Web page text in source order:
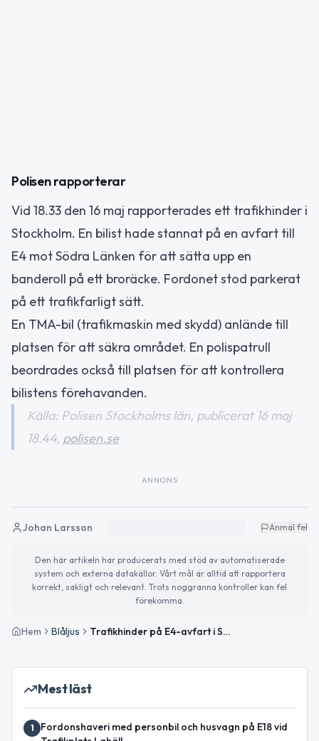
Polisen rapporterar
Vid 18.33 den 16 maj rapporterades ett trafikhinder i
Stockholm. En bilist hade stannat på en avfart till
E4 mot Södra Länken för att sätta upp en
banderoll på ett broräcke. Fordonet stod parkerat
på ett trafikfarligt sätt.
En TMA-bil (trafikmaskin med skydd) anlände till
platsen för att säkra området. En polispatrull
beordrades också till platsen för att kontrollera
bilistens förehavanden.
Källa: Polisen Stockholms län, publicerat 16 maj
18.44, polisen.se
ANNONS
Johan Larsson Anmäl fel
Den här artikeln har producerats med stöd av automatiserade
system och externa datakällor. Vårt mål är alltid att rapportera
korrekt, sakligt och relevant. Trots noggranna kontroller kan fel
förekomma.
Hem Blåljus Trafikhinder på E4-avfart i Stockholm efter banderolluppsättning
Mest läst
1
Fordonshaveri med personbil och husvagn på E18 vid